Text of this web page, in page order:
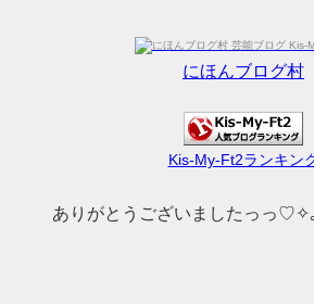
にほんブログ村
Kis-My-Ft2ランキン
ありがとうございましたっっ